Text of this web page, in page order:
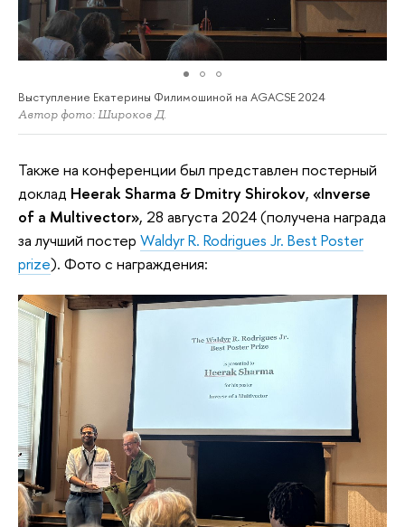
Выступление Екатерины Филимошиной на AGACSE 2024
Автор фото: Широков Д.
Также на конференции был представлен постерный
доклад Heerak Sharma & Dmitry Shirokov, «Inverse
of a Multivector», 28 августа 2024 (получена награда
за лучший постер Waldyr R. Rodrigues Jr. Best Poster
prize). Фото с награждения: